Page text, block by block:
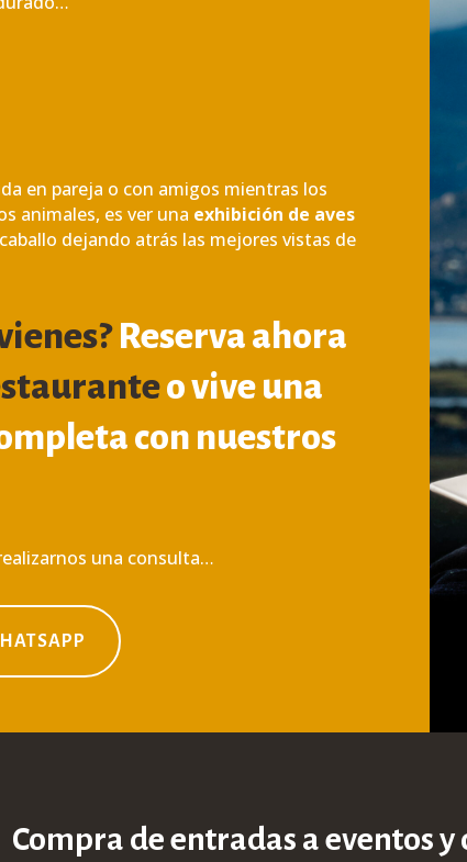
en pareja o con amigos mientras los
animales, es ver una exhibición de aves
dejando atrás las mejores vistas de
Reserva ahora
o vive una
con nuestros
una consulta…
Compra de entradas a eventos